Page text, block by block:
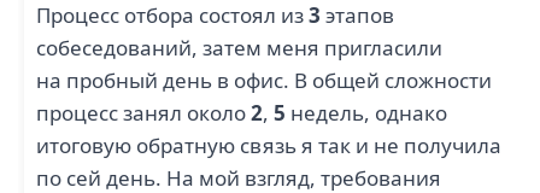
Процесс отбора состоял из3 этапов
собеседований, затем меня пригласили
на пробный день в офис. В общей сложности
процесс занял около2, 5 недель, однако
итоговую обратную связь я так и не получила
по сей день. На мой взгляд, требования